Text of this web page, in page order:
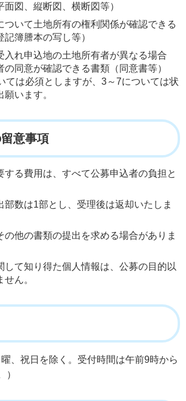
図、縦断図、横断図等）
ついて土地所有の権利関係が確認できる
簿謄本の写し等）
入れ申込地の土地所有者が異なる場合
の同意が確認できる書類（同意書等）
ては必須としますが、3～7については状
います。
意事項
する費用は、すべて公募申込者の負担と
部数は1部とし、受理後は返却いたしま
の他の書類の提出を求める場合がありま
して知り得た個人情報は、公募の目的以
ん。
、祝日を除く。受付時間は午前9時から
）